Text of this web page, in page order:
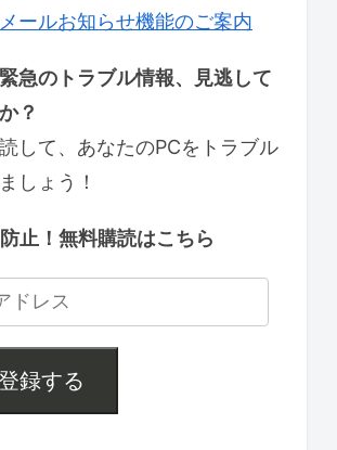
ールお知らせ機能のご案内
緊急のトラブル情報、見逃して
？
して、あなたのPCをトラブル
しょう！
止！無料購読はこちら
録する